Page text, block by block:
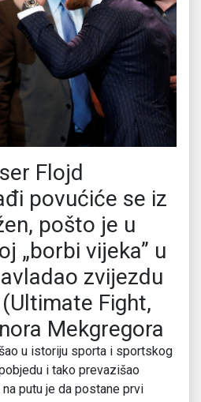
Flojd
povućiće se iz
pošto je u
„borbi vijeka” u
zvijezdu
Fight,
Mekgregora
u istoriju sporta i sportskog
i tako prevazišao
putu je da postane prvi